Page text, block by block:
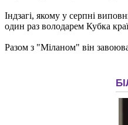
Індзагі, якому у серпні
один раз володарем Кубка
Разом з "Міланом" він